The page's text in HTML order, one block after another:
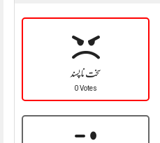
سخت نا پسند
0 Votes